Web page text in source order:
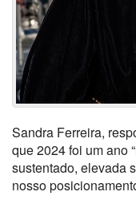
Sandra Ferreira,
que 2024 foi um ano “
sustentado, elevada
nosso